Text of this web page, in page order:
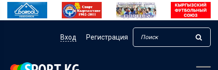
Вход Регистрация